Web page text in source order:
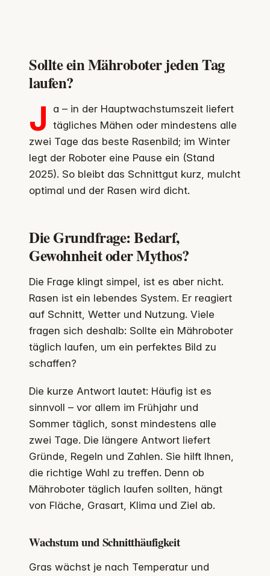
Sollte ein Mähroboter jeden Tag
laufen?
J
a – in der Hauptwachstumszeit liefert
tägliches Mähen oder mindestens alle
zwei Tage das beste Rasenbild; im Winter
legt der Roboter eine Pause ein (Stand
2025). So bleibt das Schnittgut kurz, mulcht
optimal und der Rasen wird dicht.
Die Grundfrage: Bedarf,
Gewohnheit oder Mythos?
Die Frage klingt simpel, ist es aber nicht.
Rasen ist ein lebendes System. Er reagiert
auf Schnitt, Wetter und Nutzung. Viele
fragen sich deshalb: Sollte ein Mähroboter
täglich laufen, um ein perfektes Bild zu
schaffen?
Die kurze Antwort lautet: Häufig ist es
sinnvoll – vor allem im Frühjahr und
Sommer täglich, sonst mindestens alle
zwei Tage. Die längere Antwort liefert
Gründe, Regeln und Zahlen. Sie hilft Ihnen,
die richtige Wahl zu treffen. Denn ob
Mähroboter täglich laufen sollten, hängt
von Fläche, Grasart, Klima und Ziel ab.
Wachstum und Schnitthäufigkeit
Gras wächst je nach Temperatur und